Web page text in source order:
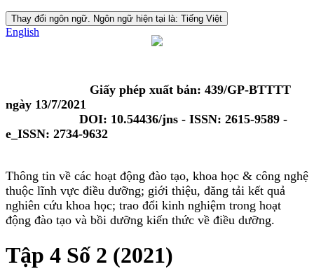
Thay đổi ngôn ngữ. Ngôn ngữ hiện tại là: Tiếng Việt
English
Giấy phép xuất bản: 439/GP-BTTTT
ngày 13/7/2021
DOI: 10.54436/jns - ISSN: 2615-9589 -
e_ISSN: 2734-9632
Thông tin về các hoạt động đào tạo, khoa học & công nghệ
thuộc lĩnh vực điều dưỡng; giới thiệu, đăng tải kết quả
nghiên cứu khoa học; trao đổi kinh nghiệm trong hoạt
động đào tạo và bồi dưỡng kiến thức về điều dưỡng.
Tập 4 Số 2 (2021)